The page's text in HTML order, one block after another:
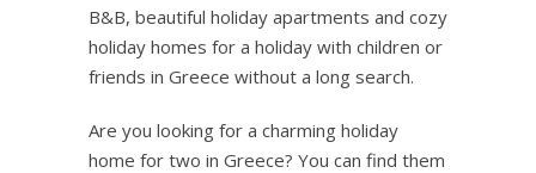
B&B, beautiful holiday apartments and cozy
holiday homes for a holiday with children or
friends in Greece without a long search.
Are you looking for a charming holiday
home for two in Greece? You can find them